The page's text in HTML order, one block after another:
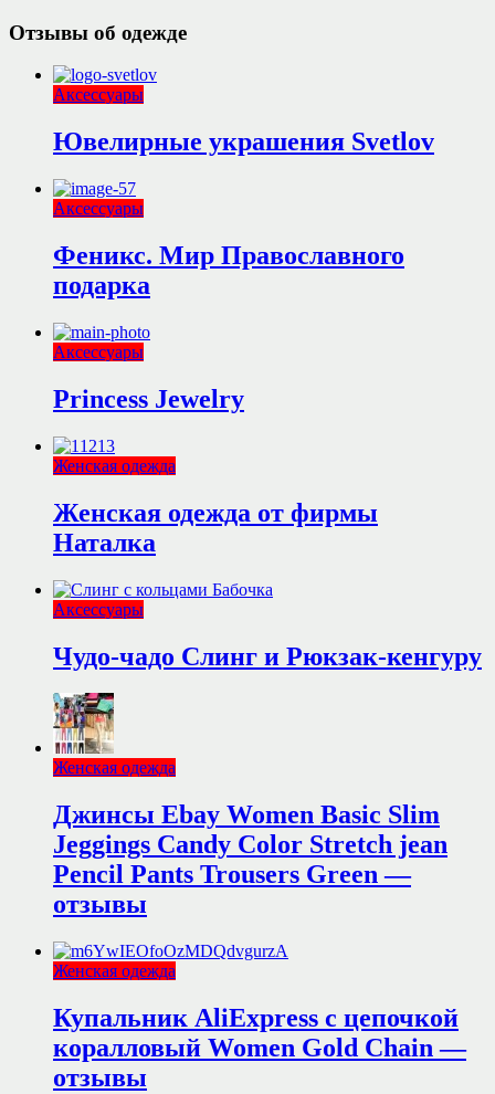
Отзывы об одежде
Аксессуары
Ювелирные украшения Svetlov
Аксессуары
Феникс. Мир Православного
подарка
Аксессуары
Princess Jewelry
Женская одежда
Женская одежда от фирмы
Наталка
Аксессуары
Чудо-чадо Слинг и Рюкзак-кенгуру
Женская одежда
Джинсы Ebay Women Basic Slim
Jeggings Candy Color Stretch jean
Pencil Pants Trousers Green —
отзывы
Женская одежда
Купальник AliExpress с цепочкой
коралловый Women Gold Chain —
отзывы